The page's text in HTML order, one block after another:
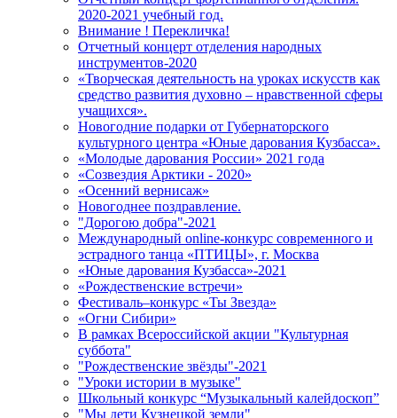
2020-2021 учебный год.
Внимание ! Перекличка!
Отчетный концерт отделения народных
инструментов-2020
«Творческая деятельность на уроках искусств как
средство развития духовно – нравственной сферы
учащихся».
Новогодние подарки от Губернаторского
культурного центра «Юные дарования Кузбасса».
«Молодые дарования России» 2021 года
«Созвездия Арктики - 2020»
«Осенний вернисаж»
Новогоднее поздравление.
"Дорогою добра"-2021
Международный online-конкурс современного и
эстрадного танца «ПТИЦЫ», г. Москва
«Юные дарования Кузбасса»-2021
«Рождественские встречи»
Фестиваль–конкурс «Ты Звезда»
«Огни Сибири»
В рамках Всероссийской акции "Культурная
суббота"
"Рождественские звёзды"-2021
"Уроки истории в музыке"
Школьный конкурс “Музыкальный калейдоскоп”
"Мы дети Кузнецкой земли"